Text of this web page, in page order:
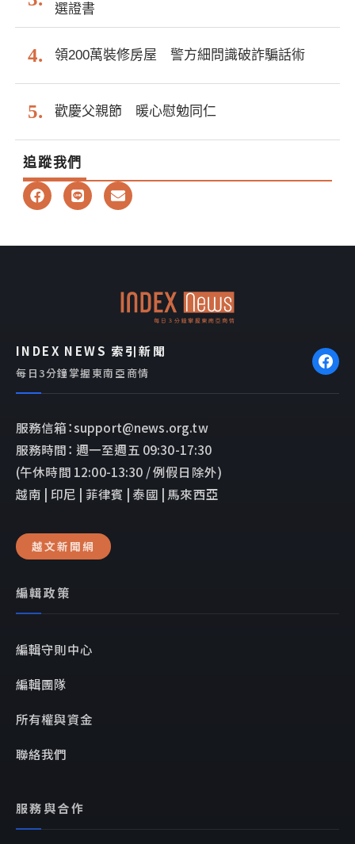
選證書
領200萬裝修房屋 警方細問識破詐騙話術
歡慶父親節 暖心慰勉同仁
追蹤我們
F
a
b
L
i
E
n
l
INDEX NEWS 索引新聞
每日3分鐘掌握東南亞商情
服務信箱：support@news.org.tw
服務時間： 週一至週五 09:30-17:30
(午休時間 12:00-13:30 / 例假日除外)
越南 | 印尼 | 菲律賓 | 泰國 | 馬來西亞
越文新聞網
編輯政策
編輯守則中心
編輯團隊
所有權與資金
聯絡我們
服務與合作